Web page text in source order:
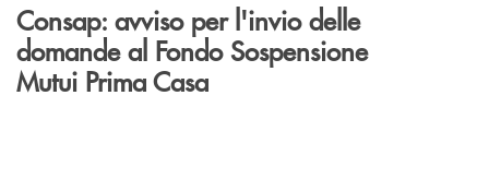
Consap: avviso per l'invio delle
domande al Fondo Sospensione
Mutui Prima Casa